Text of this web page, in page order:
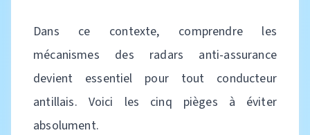
Dans ce contexte, comprendre les
mécanismes des radars anti-assurance
devient essentiel pour tout conducteur
antillais. Voici les cinq pièges à éviter
absolument.